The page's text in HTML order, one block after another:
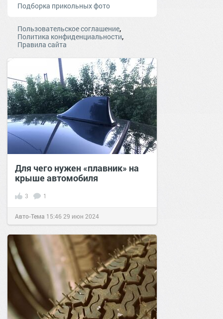
Подборка прикольных фото
Пользовательское соглашение,
Политика конфиденциальности,
Правила сайта
Для чего нужен «плавник» на
крыше автомобиля
3 1
Авто-Тема 15:4629 июн 2024